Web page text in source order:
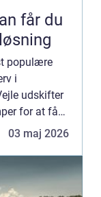
populære
i
udskifter
for at få
Når
03 maj 2026